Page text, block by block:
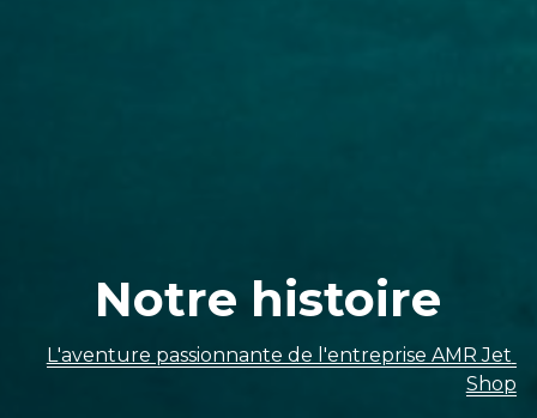
Notre histoire
L'aventure passionnante de l'entreprise AMR Jet
Shop